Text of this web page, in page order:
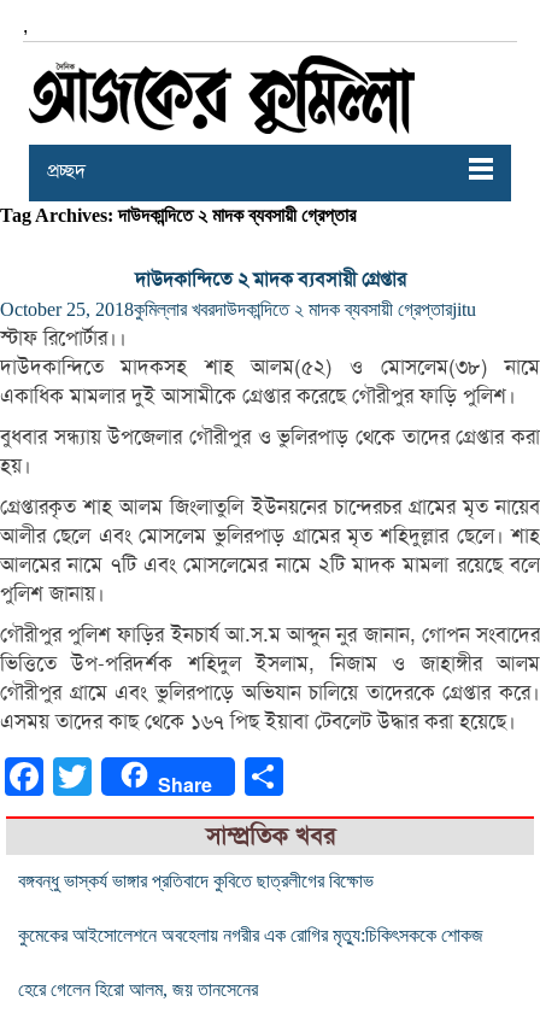
,
প্রচ্ছদ
Tag Archives: দাউদকান্দিতে ২ মাদক ব্যবসায়ী গ্রেপ্তার
দাউদকান্দিতে ২ মাদক ব্যবসায়ী গ্রেপ্তার
October 25, 2018কুমিল্লার খবরদাউদকান্দিতে ২ মাদক ব্যবসায়ী গ্রেপ্তারjitu
স্টাফ রিপোর্টার।।
দাউদকান্দিতে মাদকসহ শাহ আলম(৫২) ও মোসলেম(৩৮) নামে
একাধিক মামলার দুই আসামীকে গ্রেপ্তার করেছে গৌরীপুর ফাড়ি পুলিশ।
বুধবার সন্ধ্যায় উপজেলার গৌরীপুর ও ভুলিরপাড় থেকে তাদের গ্রেপ্তার করা
হয়।
গ্রেপ্তারকৃত শাহ আলম জিংলাতুলি ইউনয়নের চান্দেরচর গ্রামের মৃত নায়েব
আলীর ছেলে এবং মোসলেম ভুলিরপাড় গ্রামের মৃত শহিদুল্লার ছেলে। শাহ
আলমের নামে ৭টি এবং মোসলেমের নামে ২টি মাদক মামলা রয়েছে বলে
পুলিশ জানায়।
গৌরীপুর পুলিশ ফাড়ির ইনচার্য আ.স.ম আব্দুন নুর জানান, গোপন সংবাদের
ভিত্তিতে উপ-পরিদর্শক শহিদুল ইসলাম, নিজাম ও জাহাঙ্গীর আলম
গৌরীপুর গ্রামে এবং ভুলিরপাড়ে অভিযান চালিয়ে তাদেরকে গ্রেপ্তার করে।
এসময় তাদের কাছ থেকে ১৬৭ পিছ ইয়াবা টেবলেট উদ্ধার করা হয়েছে।
FacebookTwitter Share
সাম্প্রতিক খবর
বঙ্গবন্ধু ভাস্কর্য ভাঙ্গার প্রতিবাদে কুবিতে ছাত্রলীগের বিক্ষোভ
কুমেকের আইসোলেশনে অবহেলায় নগরীর এক রোগির মৃত্যু:চিকিৎসককে শোকজ
হেরে গেলেন হিরো আলম, জয় তানসেনের